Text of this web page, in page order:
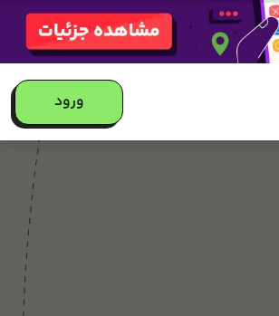
ورود